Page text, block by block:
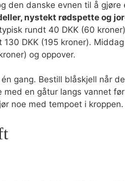
den danske evnen til å gjøre
nystekt rødspette og
rundt 40 DKK (60
DKK (195 kroner).
og oppover.
gang. Bestill blåskjell når
en gåtur langs vannet
noe med tempoet i kroppen.